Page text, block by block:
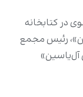
در کتابخانه
رئیس مجمع